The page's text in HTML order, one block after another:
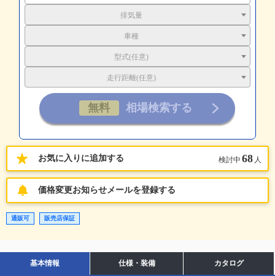
排気量
車種
型式(任意)
走行距離(任意)
お気に入りに追加する 検討中 68 人
価格変更お知らせメールを登録する
通販可 販売店保証
基本情報 仕様・装備 カタログ